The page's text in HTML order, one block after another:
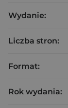
Wydanie:
Liczba stron:
Format:
Rok wydania: